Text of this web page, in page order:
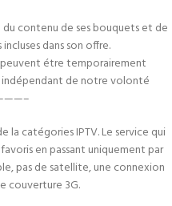
du contenu de ses bouquets et de
dans son offre.
étre temporairement
de notre volonté
la catégories IPTV. Le service qui
en passant uniquement par
pas de satellite, une connexion
couverture 3G.